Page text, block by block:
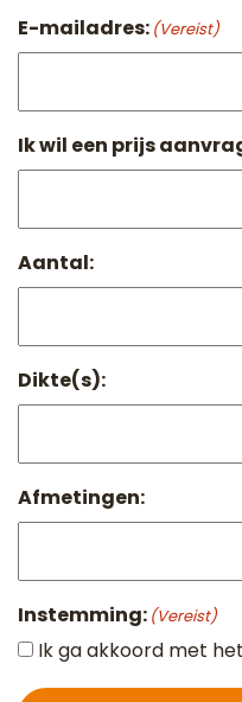
E-mailadres: (Vereist)
Ik wil een prijs
Aantal:
Dikte(s):
Afmetingen:
Instemming: (Vereist)
Ik ga akkoord met